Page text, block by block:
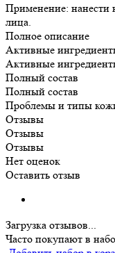
Применение: нанести
лица.
Полное описание
Активные
Активные
Полный состав
Полный состав
Проблемы и типы
Отзывы
Отзывы
Отзывы
Нет оценок
Оставить отзыв
Загрузка отзывов...
Часто покупают в